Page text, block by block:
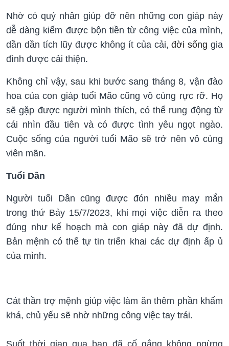
Nhờ có quý nhân giúp đỡ nên những con giáp này
dễ dàng kiếm được bộn tiền từ công việc của mình,
dần dần tích lũy được không ít của cải,đời sống gia
đình được cải thiện.
Không chỉ vậy, sau khi bước sang tháng 8, vận đào
hoa của con giáp tuổi Mão cũng vô cùng rực rỡ. Họ
sẽ gặp được người mình thích, có thể rung động từ
cái nhìn đầu tiên và có được tình yêu ngọt ngào.
Cuộc sống của người tuổi Mão sẽ trở nên vô cùng
viên mãn.
Tuổi Dần
Người tuổi Dần cũng được đón nhiều may mắn
trong thứ Bảy 15/7/2023, khi mọi việc diễn ra theo
đúng như kế hoạch mà con giáp này đã dự định.
Bản mệnh có thể tự tin triển khai các dự định ấp ủ
của mình.
Cát thần trợ mệnh giúp việc làm ăn thêm phần khấm
khá, chủ yếu sẽ nhờ những công việc tay trái.
Suốt thời gian qua bạn đã cố gắng không ngừng